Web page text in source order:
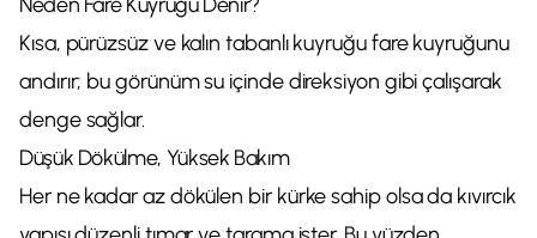
Kısa, pürüzsüz ve kalın tabanlı kuyruğu fare kuyruğunu
andırır; bu görünüm su içinde direksiyon gibi çalışarak
denge sağlar.
Düşük Dökülme, Yüksek Bakım
Her ne kadar az dökülen bir kürke sahip olsa da kıvırcık